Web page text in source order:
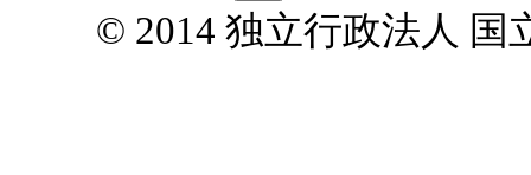
© 2014 独立行政法人 国